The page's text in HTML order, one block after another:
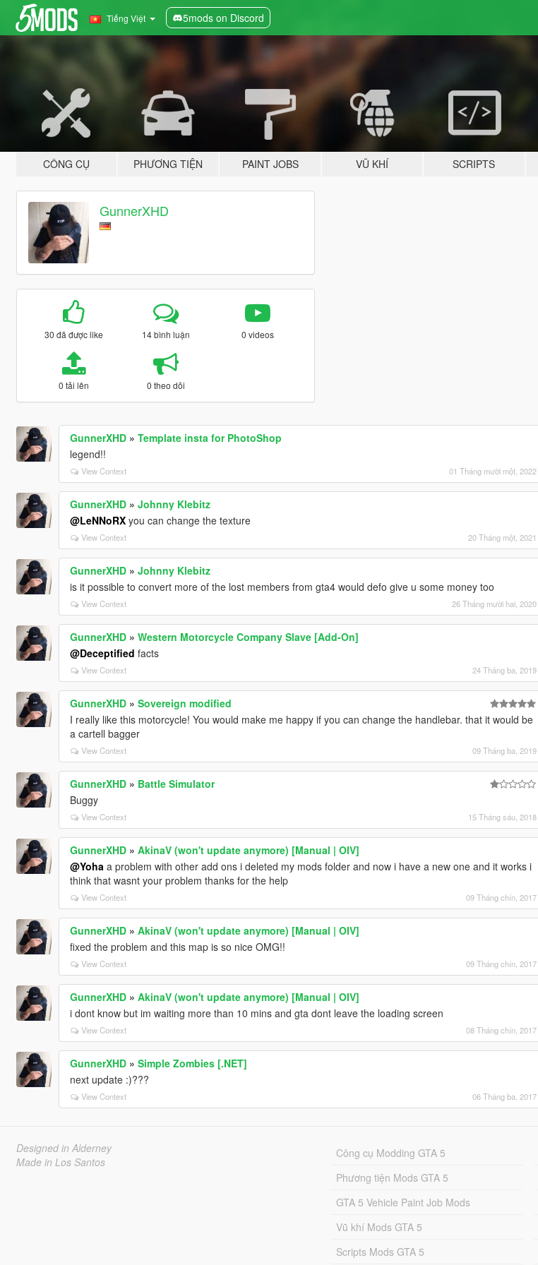
Tiếng Việt 5mods on Discord
CÔNG CỤ PHƯƠNG TIỆN PAINT JOBS VŨ KHÍ SCRIPTS
GunnerXHD
30 đã được like 14 bình luận 0 videos
0 tải lên 0 theo dõi
GunnerXHD» Template insta for PhotoShop
legend!!
View Context 01 Tháng mười một, 2022
GunnerXHD» Johnny Klebitz
@LeNNoRXyou can change the texture
View Context 20 Tháng một, 2021
GunnerXHD» Johnny Klebitz
is it possible to convert more of the lost members from gta4 would defo give u some money too
View Context 26 Tháng mười hai, 2020
GunnerXHD» Western Motorcycle Company Slave [Add-On]
@Deceptified facts
View Context 24 Tháng ba, 2019
GunnerXHD» Sovereign modified
I really like this motorcycle! You would make me happy if you can change the handlebar. that it would be
a cartell bagger
View Context 09 Tháng ba, 2019
GunnerXHD» Battle Simulator
Buggy
View Context 15 Tháng sáu, 2018
GunnerXHD» AkinaV (won't update anymore) [Manual | OIV]
@Yoha a problem with other add ons i deleted my mods folder and now i have a new one and it works i
think that wasnt your problem thanks for the help
View Context 09 Tháng chín, 2017
GunnerXHD» AkinaV (won't update anymore) [Manual | OIV]
fixed the problem and this map is so nice OMG!!
View Context 09 Tháng chín, 2017
GunnerXHD» AkinaV (won't update anymore) [Manual | OIV]
i dont know but im waiting more than 10 mins and gta dont leave the loading screen
View Context 08 Tháng chín, 2017
GunnerXHD» Simple Zombies [.NET]
next update :)???
View Context 06 Tháng ba, 2017
Designed in Alderney
Made in Los Santos
Công cụ Modding GTA 5
Phương tiện Mods GTA 5
GTA 5 Vehicle Paint Job Mods
Vũ khí Mods GTA 5
Scripts Mods GTA 5